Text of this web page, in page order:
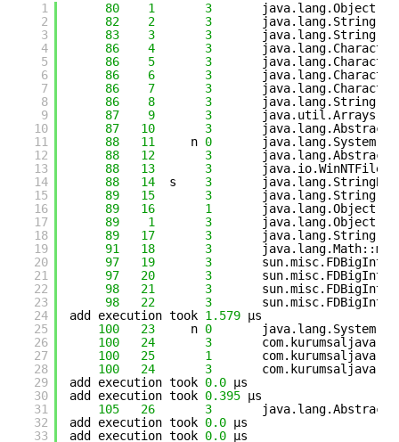
1
2
3
4
5
6
7
8
9
10
11
12
13
14
15
16
17
18
19
20
21
22
23
24
25
26
27
28
29
30
31
32
33
80 1 3
82
2 3
83
3 3
86
4 3
86
5 3
86
6 3
86
7 3
86
8 3
87
9 3
87
10 3
88
11 n 0
88
12 3
88
13 3
88
14 s 3
89
15 3
89
16 1
89
1 3
89
17 3
91
18 3
97
19 3
97
20 3
98
21 3
98
22 3
add execution took 1.579 µs
100
23 n 0
100
24 3
100
25 1
100
24 3
add execution took 0.0 µs
add execution took 0.395 µs
105
26 3
add execution took 0.0 µs
add execution took 0.0 µs